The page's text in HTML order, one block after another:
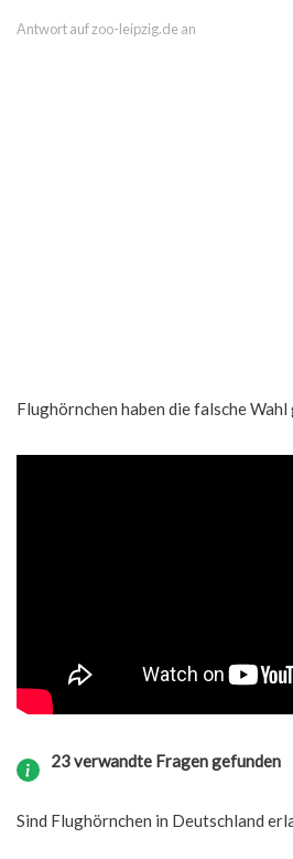
Antwort auf zoo-leipzig.de an
Flughörnchen haben die falsche
23 verwandte Fragen gefunden
Sind Flughörnchen in Deutschland